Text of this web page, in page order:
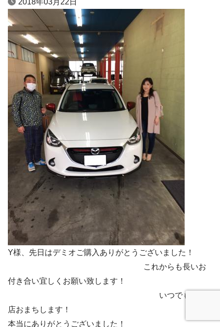
2018年03月22日
Y様、先日はデミオご購入ありがとうございました！
これからも長いお
付き合い宜しくお願い致します！
いつでもご来
店おまちします！ ご購入
本当にありがとうございました！